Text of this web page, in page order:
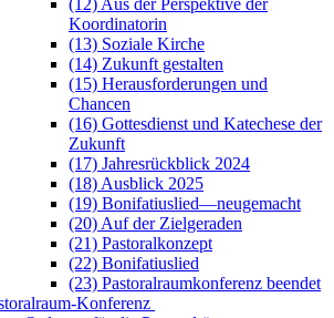
Koordinatorin
(13) Soziale Kirche
(14) Zukunft gestalten
(15) Herausforderungen und
Chancen
(16) Gottesdienst und Katechese der
Zukunft
(17) Jahresrückblick 2024
(18) Ausblick 2025
(19) Bonifatiuslied—neugemacht
(20) Auf der Zielgeraden
(21) Pastoralkonzept
(22) Bonifatiuslied
(23) Pastoralraumkonferenz beendet
Konferenz